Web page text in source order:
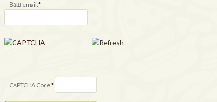
Ваш email:*
CAPTCHA Code*